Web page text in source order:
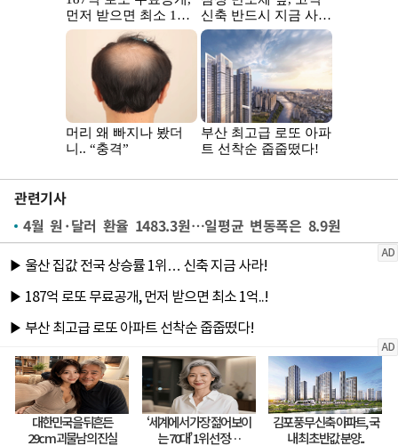
관련기사
4월 원·달러 환율 1483.3원…일평균 변동폭은 8.9원